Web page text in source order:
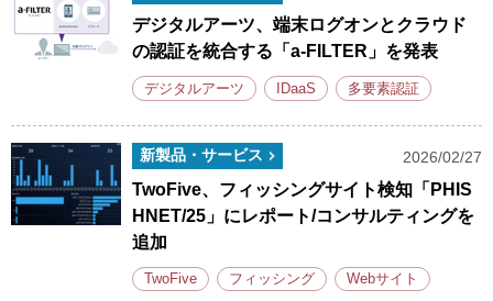
デジタルアーツ、端末ログオンとクラウド
の認証を統合する「a-FILTER」を発表
デジタルアーツ IDaaS 多要素認証
新製品・サービス 2026/02/27
TwoFive、フィッシングサイト検知「PHIS
HNET/25」にレポート/コンサルティングを
追加
TwoFive フィッシング Webサイト